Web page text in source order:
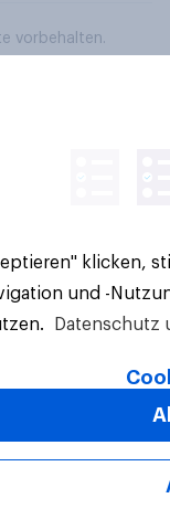
vorbehalten.
klicken,
und -
Datenschutz